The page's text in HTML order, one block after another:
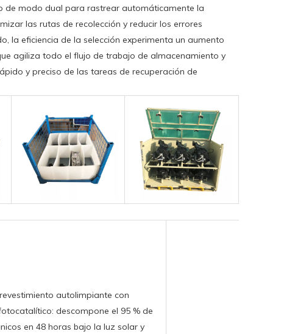
de modo dual para rastrear automáticamente la
las rutas de recolección y reducir los errores
la eficiencia de la selección experimenta un aumento
agiliza todo el flujo de trabajo de almacenamiento y
y preciso de las tareas de recuperación de
autolimpiante con
descompone el 95 % de
en 48 horas bajo la luz solar y